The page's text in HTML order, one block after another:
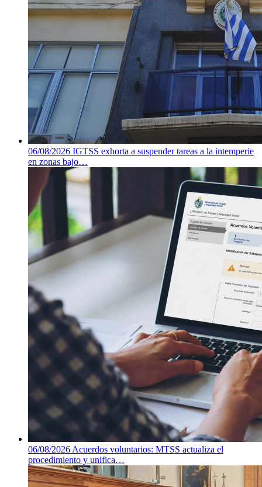
06/08/2026 IGTSS exhorta a suspender tareas a la intemperie
en zonas bajo…
06/08/2026 Acuerdos voluntarios: MTSS actualiza el
procedimiento y unifica…